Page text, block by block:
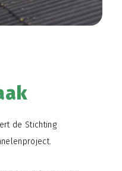
de Stichting